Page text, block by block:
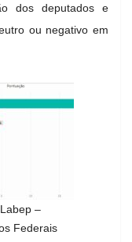
dos deputados e
ou negativo em
–
Federais